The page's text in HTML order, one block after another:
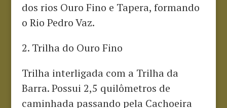
dos rios Ouro Fino e Tapera, formando
o Rio Pedro Vaz.
2. Trilha do Ouro Fino
Trilha interligada com a Trilha da
Barra. Possui 2,5 quilômetros de
caminhada passando pela Cachoeira